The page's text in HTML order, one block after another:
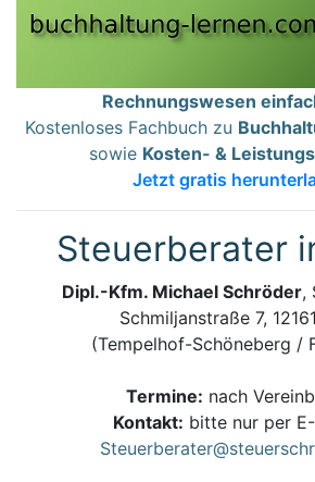
Rechnungswesen
Kostenloses Fachbuch zu
sowie Kosten- &
Jetzt gratis
Steuerberater
Dipl.-Kfm. Michael Schröder,
Schmiljanstraße 7,
(Tempelhof-Schöneberg /
Termine: nach
Kontakt: bitte nur per